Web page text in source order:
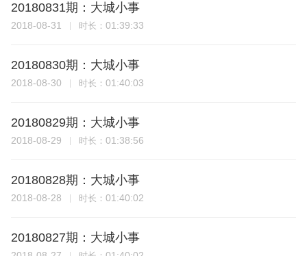
20180831期：大城小事
2018-08-31 时长： 01:39:33
20180830期：大城小事
2018-08-30 时长： 01:40:03
20180829期：大城小事
2018-08-29 时长： 01:38:56
20180828期：大城小事
2018-08-28 时长： 01:40:02
20180827期：大城小事